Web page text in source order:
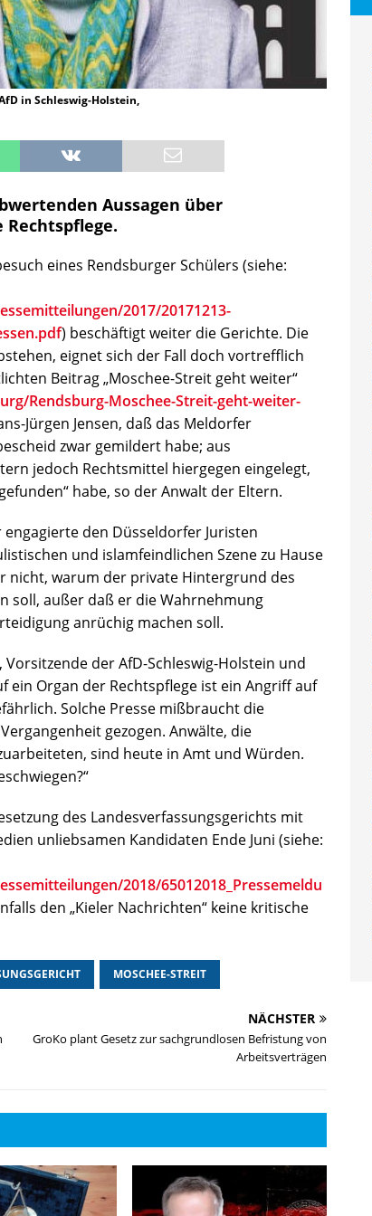
in Schleswig-Holstein,
Aussagen über
eines Rendsburger Schülers (siehe:
2017/20171213-
) beschäftigt weiter die Gerichte. Die
eignet sich der Fall doch vortrefflich
Beitrag „Moschee-Streit geht weiter“
Rendsburg-Moschee-Streit-geht-weiter-
Jürgen Jensen, daß das Meldorfer
zwar gemildert habe; aus
jedoch Rechtsmittel hiergegen eingelegt,
habe, so der Anwalt der Eltern.
engagierte den Düsseldorfer Juristen
und islamfeindlichen Szene zu Hause
nicht, warum der private Hintergrund des
soll, außer daß er die Wahrnehmung
anrüchig machen soll.
, Vorsitzende der AfD-Schleswig-Holstein und
ein Organ der Rechtspflege ist ein Angriff auf
Solche Presse mißbraucht die
gezogen. Anwälte, die
sind heute in Amt und Würden.
des Landesverfassungsgerichts mit
unliebsamen Kandidaten Ende Juni (siehe:
2018/65012018_Pressemeldu
den „Kieler Nachrichten“ keine kritische
MOSCHEE-STREIT
NÄCHSTER
GroKo plant Gesetz zur sachgrundlosen Befristung von
Arbeitsverträgen